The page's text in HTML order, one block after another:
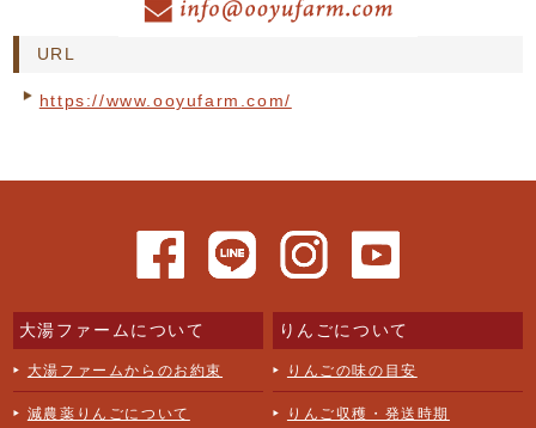
URL
https://www.ooyufarm.com/
大湯ファームについて
大湯ファームからのお約束
減農薬りんごについて
りんごについて
りんごの味の目安
りんご収穫・発送時期